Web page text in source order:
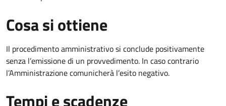
Cosa si ottiene
Il procedimento amministrativo si conclude positivamente
senza l’emissione di un provvedimento. In caso contrario
l’Amministrazione comunicherà l’esito negativo.
Tempi e scadenze